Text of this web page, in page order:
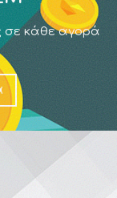
σε κάθε αγορά